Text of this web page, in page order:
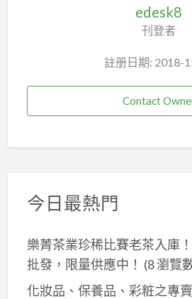
edesk8
刊登者
註册日期: 2018-
Contact
今日最熱門
樂菁茶業珍稀比賽老茶入庫
批發，限量供應中！ (8 瀏覽
化妝品、保養品、彩粧之專